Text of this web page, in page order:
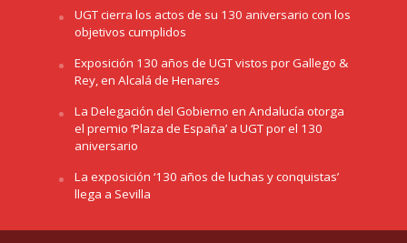
UGT cierra los actos de su 130 aniversario con los
objetivos cumplidos
Exposición 130 años de UGT vistos por Gallego &
Rey, en Alcalá de Henares
La Delegación del Gobierno en Andalucía otorga
el premio ‘Plaza de España’ a UGT por el 130
aniversario
La exposición ‘130 años de luchas y conquistas’
llega a Sevilla